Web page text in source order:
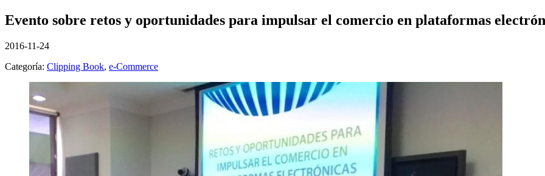
Evento sobre retos y oportunidades para impulsar el comercio en plataformas
2016-11-24
Categoría: Clipping Book, e-Commerce